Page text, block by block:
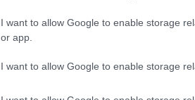
I want to allow Google to enable storage
or app.
I want to allow Google to enable storage